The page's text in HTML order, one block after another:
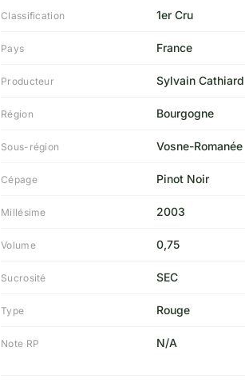
Classification 1er Cru
Pays France
Producteur Sylvain Cathiard
Région Bourgogne
Sous-région Vosne-Romanée
Cépage Pinot Noir
Millésime 2003
Volume 0,75
Sucrosité SEC
Type Rouge
Note RP N/A